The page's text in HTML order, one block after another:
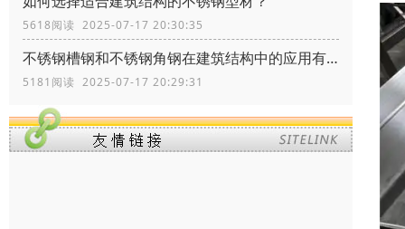
5618阅读 2025-07-17 20:30:35
不锈钢槽钢和不锈钢角钢在建筑结构中的应用有何区别？
5181阅读 2025-07-17 20:29:31